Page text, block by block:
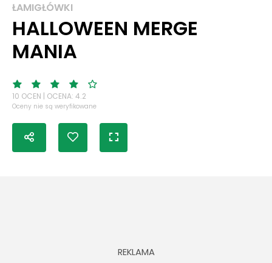
ŁAMIGŁÓWKI
HALLOWEEN MERGE
MANIA
10 OCEN | OCENA: 4.2
Oceny nie są weryfikowane